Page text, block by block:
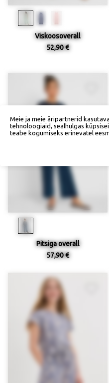
Viskoosoverall
52,90 €
Pitsiga overall
57,90 €
Meie ja meie äripartnerid
tehnoloogiaid, sealhulgas
teabe kogumiseks erinevatel